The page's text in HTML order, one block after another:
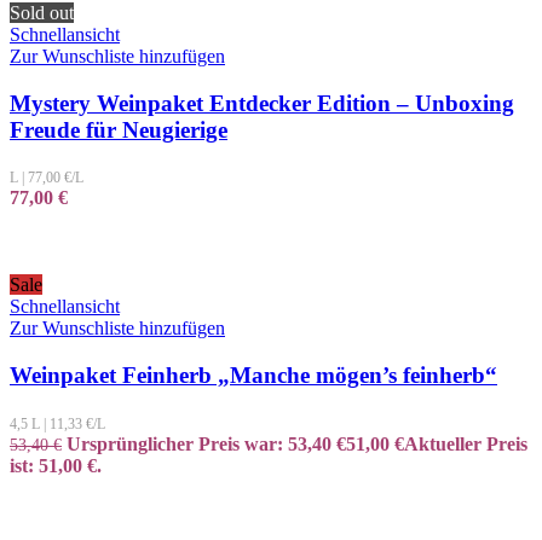
Sold out
Schnellansicht
Zur Wunschliste hinzufügen
Mystery Weinpaket Entdecker Edition – Unboxing
Freude für Neugierige
L 77,00 €/L
77,00 €
Sale
Schnellansicht
Zur Wunschliste hinzufügen
Weinpaket Feinherb „Manche mögen’s feinherb“
4,5 L | 11,33 €/L
53,40€ Ursprünglicher Preis war: 53,40 €51,00 €Aktueller Preis
ist: 51,00 €.